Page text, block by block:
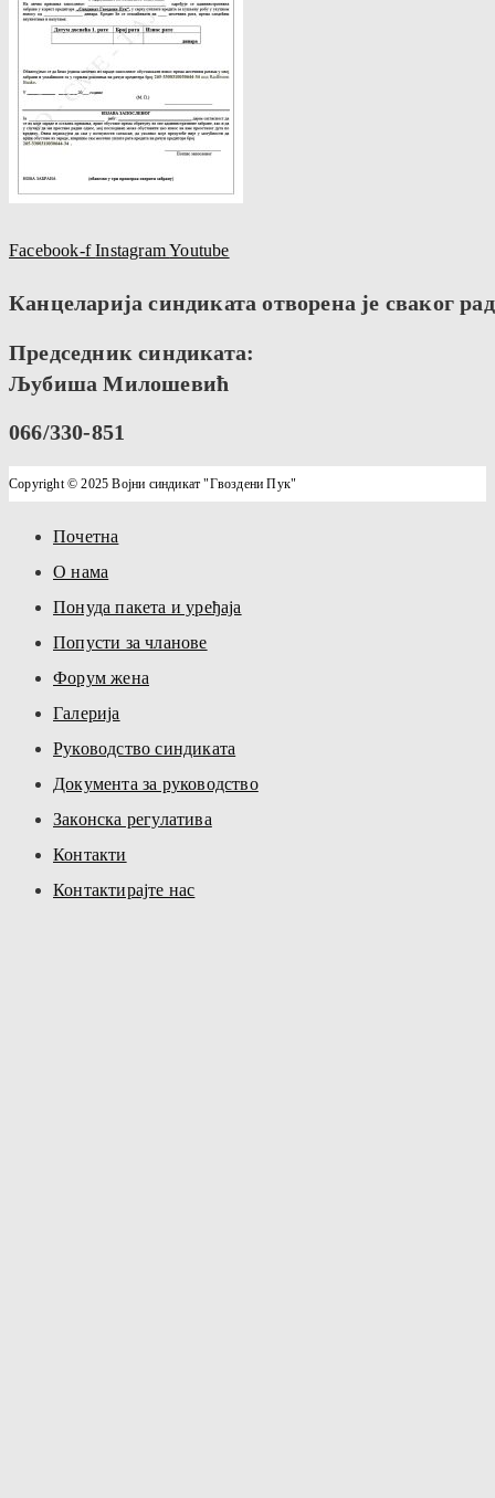
Facebook-f InstagramYoutube
Канцеларија синдиката отворена је сваког
Председник синдиката:
Љубиша Милошевић
066/330-851
Copyright © 2025 Војни синдикат "Гвоздени Пук"
Почетна
О нама
Понуда пакета и уређаја
Попусти за чланове
Форум жена
Галерија
Руководство синдиката
Документа за руководство
Законска регулатива
Контакти
Контактирајте нас